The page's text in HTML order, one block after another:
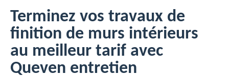
Terminez vos travaux de
finition de murs intérieurs
au meilleur tarif avec
Queven entretien